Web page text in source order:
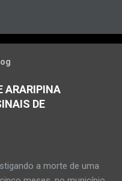
ARARIPINA
DE
a morte de uma